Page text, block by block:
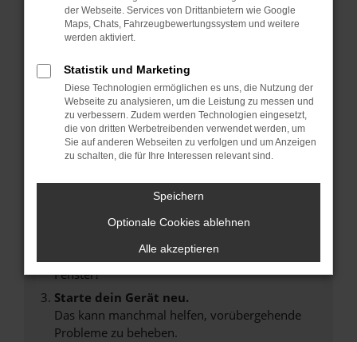
Fehler: Network Error
Beim Laden ist ein Fehler aufgetreten.
Hier sind ein paar Tipps, die dir helfen können:
Überprüfe deine Firewall und deine
Internetverbindung.
Laden andere Webseiten, zum Beispiel deine
Suchmaschine?
Prüfe deine Browsererweiterungen.
Manche Erweiterungen, wie Werbeblocker,
können das Laden bestimmter Seiten
anderen Browser oder in einem privaten
Fenster?
Starte dein Gerät neu.
Das kann manchmal helfen, vorübergehende
Probleme zu beheben.
der Webseite. Services von Drittanbietern wie Google
Maps, Chats, Fahrzeugbewertungssystem und weitere
werden aktiviert.
Statistik und Marketing
Diese Technologien ermöglichen es uns, die Nutzung der
Webseite zu analysieren, um die Leistung zu messen und
zu verbessern. Zudem werden Technologien eingesetzt,
die von dritten Werbetreibenden verwendet werden, um
Sie auf anderen Webseiten zu verfolgen und um Anzeigen
zu schalten, die für Ihre Interessen relevant sind.
Speichern
Optionale Cookies ablehnen
Alle akzeptieren